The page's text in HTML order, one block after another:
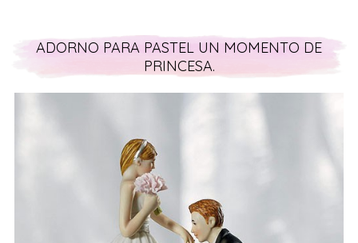
ADORNO PARA PASTEL UN MOMENTO DE
PRINCESA.